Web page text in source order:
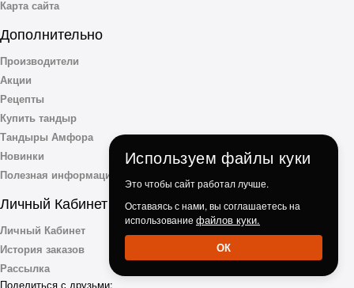
Карта сайта
Дополнительно
Производители
Акции
Рецепты
Купить тандыр
Тандыры Амфора
Новинки
Полезная информация
Личный Кабинет
Личный Кабинет
История заказов
Рассылка
Поделиться с друзьми:
Используем файлы куки
Это чтобы сайт работал лучше.
Оставаясь с нами, вы соглашаетесь на
использование файлов куки.
ОК